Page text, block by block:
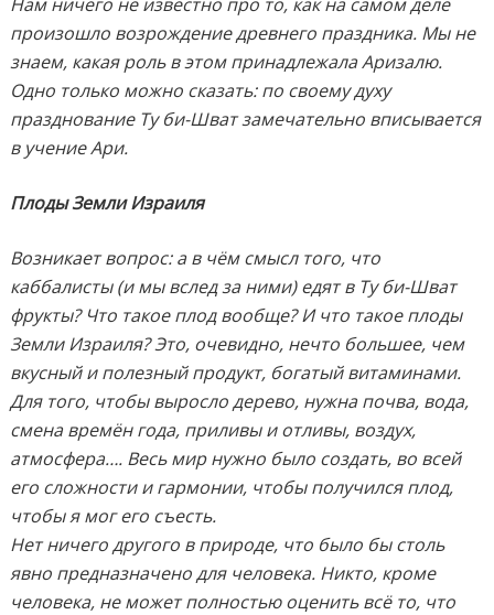
произошло возрождение древнего праздника. Мы не
знаем, какая роль в этом принадлежала Аризалю.
Одно только можно сказать: по своему духу
празднование Ту би-Шват замечательно вписывается
в учение Ари.
Плоды Земли Израиля
Возникает вопрос: а в чём смысл того, что
каббалисты (и мы вслед за ними) едят в Ту би-Шват
фрукты? Что такое плод вообще? И что такое плоды
Земли Израиля? Это, очевидно, нечто большее, чем
вкусный и полезный продукт, богатый витаминами.
Для того, чтобы выросло дерево, нужна почва, вода,
смена времён года, приливы и отливы, воздух,
атмосфера…. Весь мир нужно было создать, во всей
его сложности и гармонии, чтобы получился плод,
чтобы я мог его съесть.
Нет ничего другого в природе, что было бы столь
явно предназначено для человека. Никто, кроме
человека, не может полностью оценить всё то, что